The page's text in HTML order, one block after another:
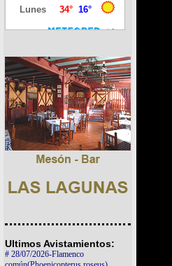
Ultimos Avistamientos:
# 28/07/2026-Flamenco